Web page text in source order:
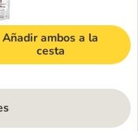
Añadir ambos a la
cesta